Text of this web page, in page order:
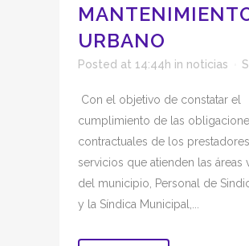
URBANO
Posted at 14:44h in noticias
Con el objetivo de constatar el
cumplimiento de las
contractuales de los
servicios que atienden las áreas
del municipio, Personal de
y la Síndica Municipal,...